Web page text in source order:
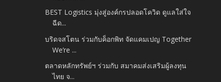
BEST Logistics มุ่งสู่องค์กรปลอดโควิด ดูแลใส่ใจ
ฉีด...
บริดจสโตน ร่วมกับค็อกพิท จัดแคมเปญ Together
We’re ...
ตลาดหลักทรัพย์ฯ ร่วมกับ สมาคมส่งเสริมผู้ลงทุน
ไทย จ...